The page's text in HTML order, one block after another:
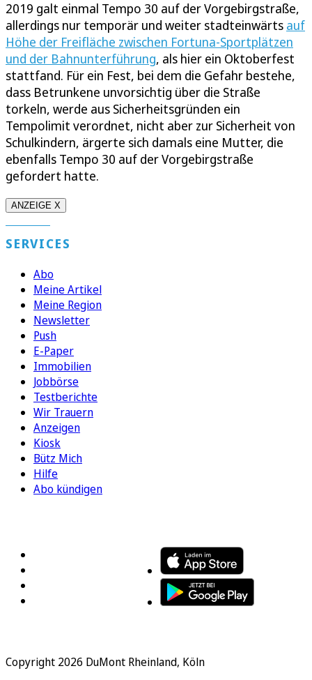
2019 galt einmal Tempo 30 auf der Vorgebirgstraße,
allerdings nur temporär und weiter stadteinwärts auf
Höhe der Freifläche zwischen Fortuna-Sportplätzen
und der Bahnunterführung, als hier ein Oktoberfest
stattfand. Für ein Fest, bei dem die Gefahr bestehe,
dass Betrunkene unvorsichtig über die Straße
torkeln, werde aus Sicherheitsgründen ein
Tempolimit verordnet, nicht aber zur Sicherheit von
Schulkindern, ärgerte sich damals eine Mutter, die
ebenfalls Tempo 30 auf der Vorgebirgstraße
gefordert hatte.
ANZEIGE X
SERVICES
Abo
Meine Artikel
Meine Region
Newsletter
Push
E-Paper
Immobilien
Jobbörse
Testberichte
Wir Trauern
Anzeigen
Kiosk
Bütz Mich
Hilfe
Abo kündigen
Copyright 2026 DuMont Rheinland, Köln